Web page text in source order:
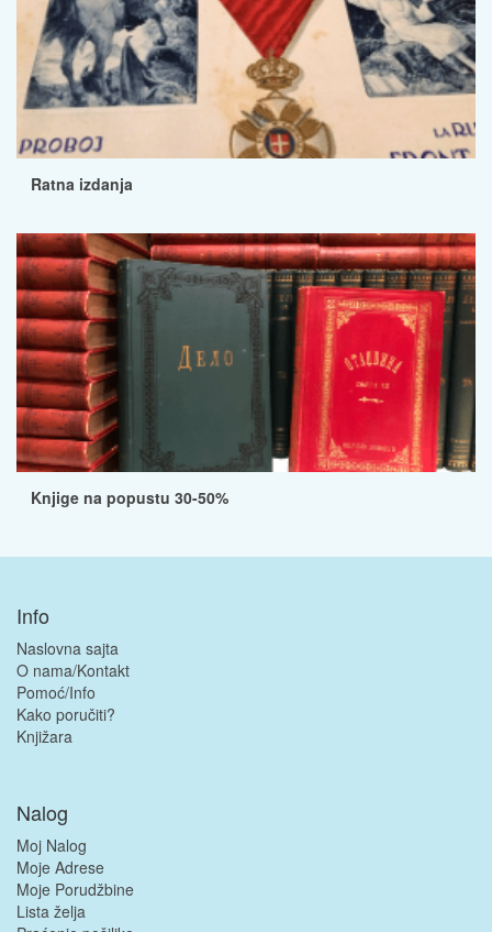
Ratna izdanja
Knjige na popustu 30-50%
Info
Naslovna sajta
O nama/Kontakt
Pomoć/Info
Kako poručiti?
Knjižara
Nalog
Moj Nalog
Moje Adrese
Moje Porudžbine
Lista želja